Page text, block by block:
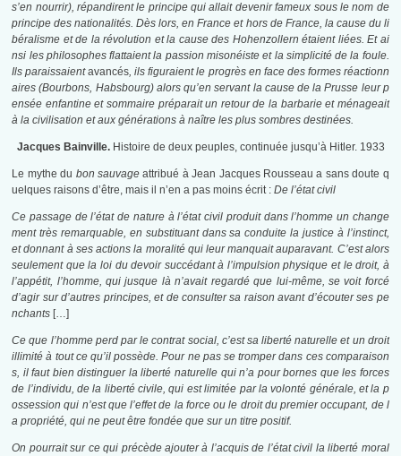
s’en nourrir), répandirent le principe qui allait devenir fameux sous le nom de
principe des nationalités. Dès lors, en France et hors de France, la cause du li
béralisme et de la révolution et la cause des Hohenzollern étaient liées. Et ai
nsi les philosophes flattaient la passion misonéiste et la simplicité de la foule.
Ils paraissaientavancés, ils figuraient le progrès en face des formes réactionn
aires (Bourbons, Habsbourg) alors qu’en servant la cause de la Prusse leur p
ensée enfantine et sommaire préparait un retour de la barbarie et ménageait
à la civilisation et aux générations à naître les plus sombres destinées.
Jacques Bainville. Histoire de deux peuples, continuée jusqu’à Hitler. 1933
Le mythe du bon sauvageattribué à Jean Jacques Rousseau a sans doute q
uelques raisons d’être, mais il n’en a pas moins écrit :De l’état civil
Ce passage de l’état de nature à l’état civil produit dans l’homme un change
ment très remarquable, en substituant dans sa conduite la justice à l’instinct,
et donnant à ses actions la moralité qui leur manquait auparavant. C’est alors
seulement que la loi du devoir succédant à l’impulsion physique et le droit, à
l’appétit, l’homme, qui jusque là n’avait regardé que lui-même, se voit forcé
d’agir sur d’autres principes, et de consulter sa raison avant d’écouter ses pe
nchants […]
Ce que l’homme perd par le contrat social, c’est sa liberté naturelle et un droit
illimité à tout ce qu’il possède. Pour ne pas se tromper dans ces comparaison
s, il faut bien distinguer la liberté naturelle qui n’a pour bornes que les forces
de l’individu, de la liberté civile, qui est limitée par la volonté générale, et la p
ossession qui n’est que l’effet de la force ou le droit du premier occupant, de l
a propriété, qui ne peut être fondée que sur un titre positif.
On pourrait sur ce qui précède ajouter à l’acquis de l’état civil la liberté moral